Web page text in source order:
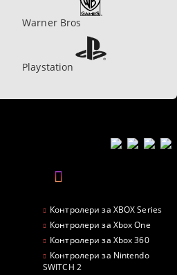
Warner Bros
Playstation
Контролери за XBOX Series
Контролери за Xbox One
Контролери за Xbox 360
Контролери за Nintendo
SWITCH 2